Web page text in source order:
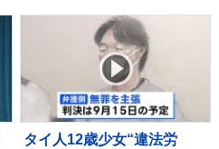
タイ人12歳少女“違法労